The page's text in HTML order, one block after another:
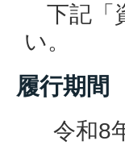
下記「
い。
履行期間
令和8